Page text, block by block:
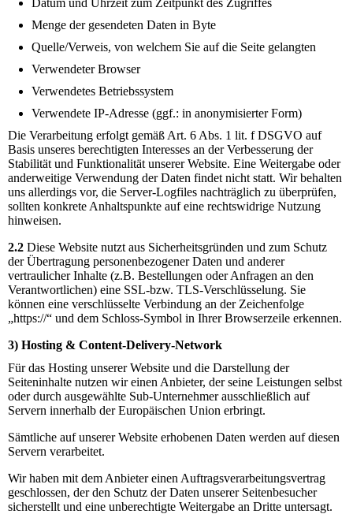
Menge der gesendeten Daten in Byte
Quelle/Verweis, von welchem Sie auf die Seite gelangten
Verwendeter Browser
Verwendetes Betriebssystem
Verwendete IP-Adresse (ggf.: in anonymisierter Form)
Die Verarbeitung erfolgt gemäß Art. 6 Abs. 1 lit. f DSGVO auf
Basis unseres berechtigten Interesses an der Verbesserung der
Stabilität und Funktionalität unserer Website. Eine Weitergabe oder
anderweitige Verwendung der Daten findet nicht statt. Wir behalten
uns allerdings vor, die Server-Logfiles nachträglich zu überprüfen,
sollten konkrete Anhaltspunkte auf eine rechtswidrige Nutzung
hinweisen.
2.2 Diese Website nutzt aus Sicherheitsgründen und zum Schutz
der Übertragung personenbezogener Daten und anderer
vertraulicher Inhalte (z.B. Bestellungen oder Anfragen an den
Verantwortlichen) eine SSL-bzw. TLS-Verschlüsselung. Sie
können eine verschlüsselte Verbindung an der Zeichenfolge
„https://“ und dem Schloss-Symbol in Ihrer Browserzeile erkennen.
3) Hosting & Content-Delivery-Network
Für das Hosting unserer Website und die Darstellung der
Seiteninhalte nutzen wir einen Anbieter, der seine Leistungen selbst
oder durch ausgewählte Sub-Unternehmer ausschließlich auf
Servern innerhalb der Europäischen Union erbringt.
Sämtliche auf unserer Website erhobenen Daten werden auf diesen
Servern verarbeitet.
Wir haben mit dem Anbieter einen Auftragsverarbeitungsvertrag
geschlossen, der den Schutz der Daten unserer Seitenbesucher
sicherstellt und eine unberechtigte Weitergabe an Dritte untersagt.